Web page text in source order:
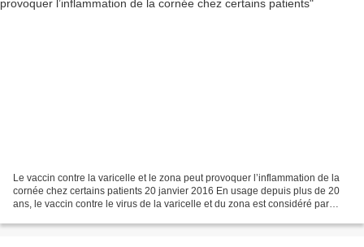
Le vaccin contre la varicelle et le zona peut provoquer l’inflammation de la
cornée chez certains patients 20 janvier 2016 En usage depuis plus de 20
ans, le vaccin contre le virus de la varicelle et du zona est considéré par